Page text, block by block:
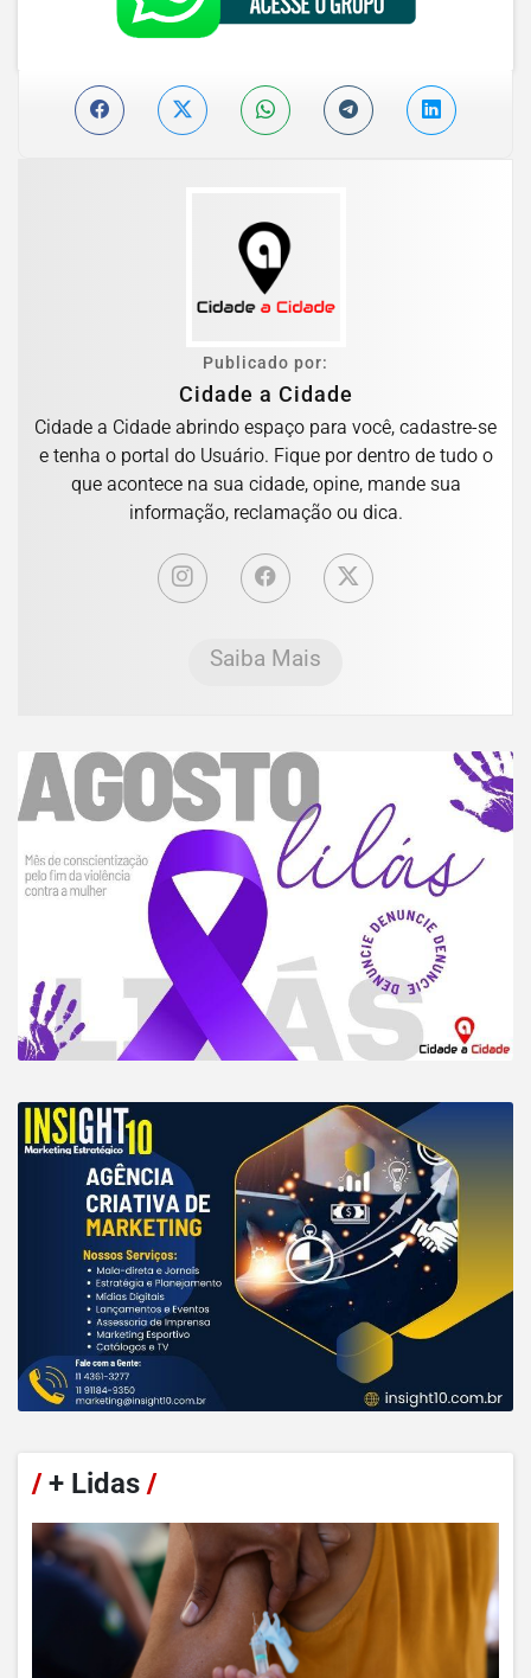
Publicado por:
Cidade a Cidade
Cidade a Cidade abrindo espaço para você, cadastre-se
e tenha o portal do Usuário. Fique por dentro de tudo o
que acontece na sua cidade, opine, mande sua
informação, reclamação ou dica.
Saiba Mais
/+ Lidas /